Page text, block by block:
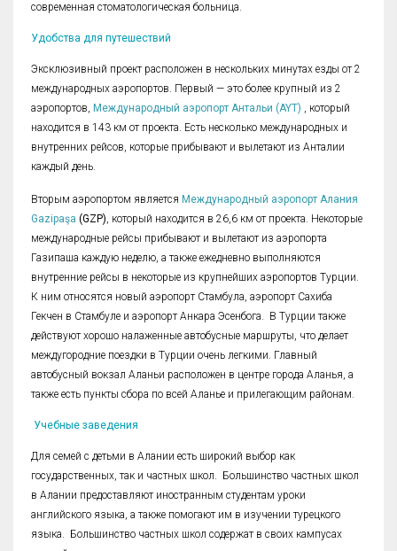
современная стоматологическая больница.
Удобства для путешествий
Эксклюзивный проект расположен в нескольких минутах езды от 2
международных аэропортов. Первый — это более крупный из 2
аэропортов, Международный аэропорт Антальи (AYT) , который
находится в 143 км от проекта. Есть несколько международных и
внутренних рейсов, которые прибывают и вылетают из Анталии
каждый день.
Вторым аэропортом является Международный аэропорт Алания
Gazipaşa (GZP), который находится в 26,6 км от проекта. Некоторые
международные рейсы прибывают и вылетают из аэропорта
Газипаша каждую неделю, а также ежедневно выполняются
внутренние рейсы в некоторые из крупнейших аэропортов Турции.
К ним относятся новый аэропорт Стамбула, аэропорт Сахиба
Гекчен в Стамбуле и аэропорт Анкара Эсенбога. В Турции также
действуют хорошо налаженные автобусные маршруты, что делает
междугородние поездки в Турции очень легкими. Главный
автобусный вокзал Аланьи расположен в центре города Аланья, а
также есть пункты сбора по всей Аланье и прилегающим районам.
Учебные заведения
Для семей с детьми в Алании есть широкий выбор как
государственных, так и частных школ. Большинство частных школ
в Алании предоставляют иностранным студентам уроки
английского языка, а также помогают им в изучении турецкого
языка. Большинство частных школ содержат в своих кампусах